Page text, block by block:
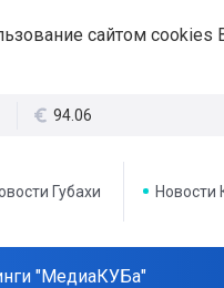
сайтом cookies
94.06
Губахи Новости
"МедиаКУБа"